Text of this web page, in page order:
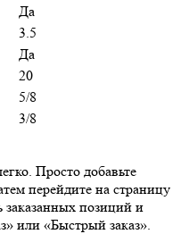
Да
3.5
Да
20
5/8
3/8
Просто добавьте
перейдите на страницу
заказанных позиций и
или «Быстрый заказ».